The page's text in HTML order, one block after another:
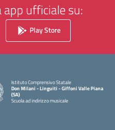
app ufficiale su:
Play Store
Istituto Comprensivo Statale
Don Milani - Linguiti - Giffoni Valle Piana
(SA)
Scuola ad indirizzo musicale